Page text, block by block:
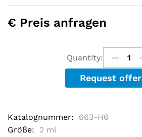
R
t
o
u
t
o
f
5
a
e
0
€ Preis anfragen
Quantity:
Request offer
Katalognummer:
663-H6
Größe:
2 ml